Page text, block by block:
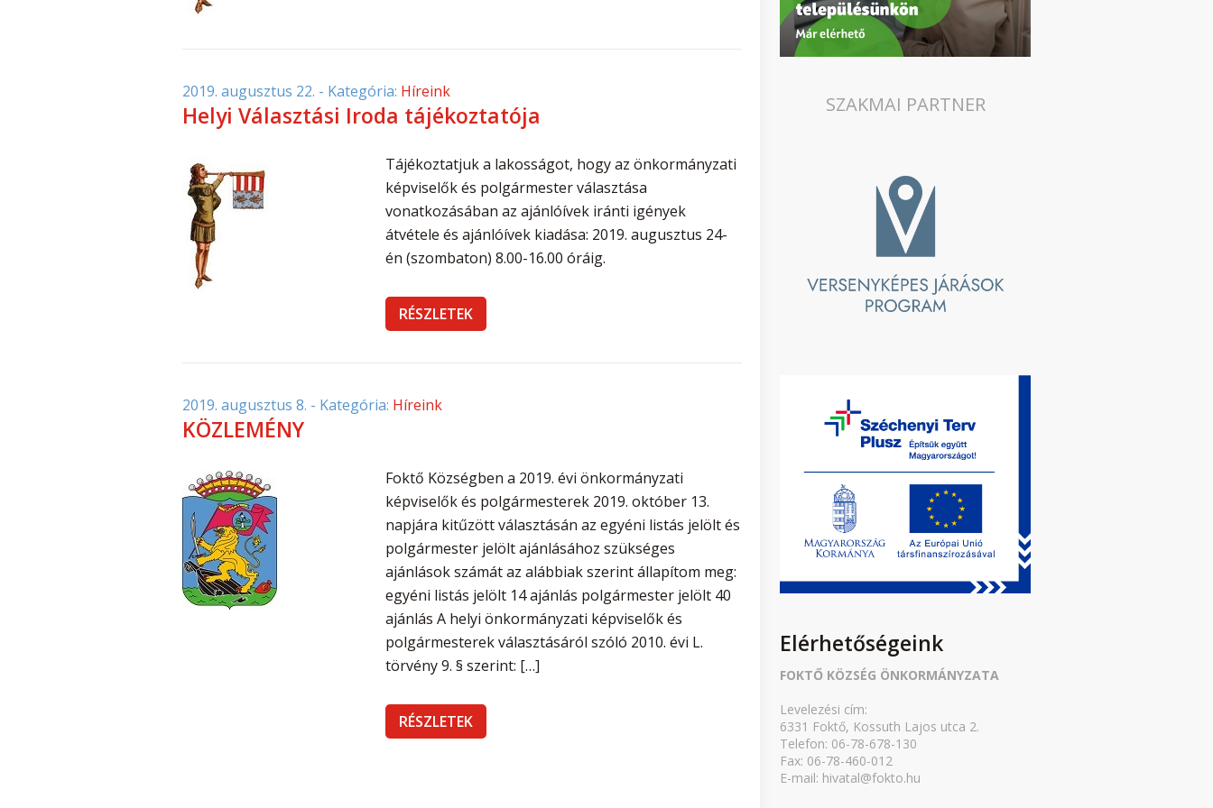
2019. augusztus 22. - Kategória: Híreink
Helyi Választási Iroda tájékoztatója
Tájékoztatjuk a lakosságot, hogy az önkormányzati
képviselők és polgármester választása
vonatkozásában az ajánlóívek iránti igények
átvétele és ajánlóívek kiadása: 2019. augusztus 24-
én (szombaton) 8.00-16.00 óráig.
RÉSZLETEK
2019. augusztus 8. - Kategória: Híreink
KÖZLEMÉNY
Foktő Községben a 2019. évi önkormányzati
képviselők és polgármesterek 2019. október 13.
napjára kitűzött választásán az egyéni listás jelölt és
polgármester jelölt ajánlásához szükséges
ajánlások számát az alábbiak szerint állapítom meg:
egyéni listás jelölt 14 ajánlás polgármester jelölt 40
ajánlás A helyi önkormányzati képviselők és
polgármesterek választásáról szóló 2010. évi L.
törvény 9. § szerint: […]
RÉSZLETEK
SZAKMAI PARTNER
Elérhetőségeink
FOKTŐ KÖZSÉG ÖNKORMÁNYZATA
Levelezési cím:
6331 Foktő, Kossuth Lajos utca 2.
Telefon: 06-78-678-130
Fax: 06-78-460-012
E-mail: hivatal@fokto.hu